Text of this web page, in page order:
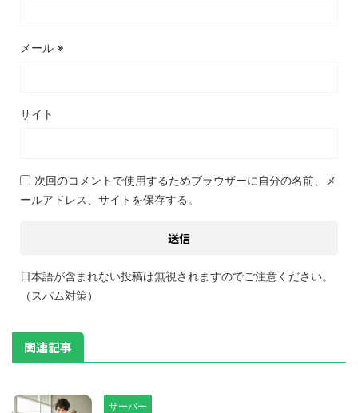
メール ※
サイト
次回のコメントで使用するためブラウザーに自分の名前、メ
ールアドレス、サイトを保存する。
日本語が含まれない投稿は無視されますのでご注意ください。
（スパム対策）
関連記事
サーバー